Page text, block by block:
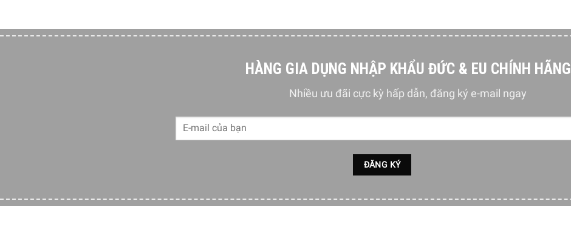
HÀNG GIA DỤNG NHẬP KHẨU ĐỨC & EU CHÍNH HÃNG
Nhiều ưu đãi cực kỳ hấp dẫn, đăng ký e-mail ngay